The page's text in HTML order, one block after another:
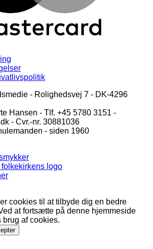
- Rolighedsvej 7 - DK-4296
Hansen - Tlf. +45 5780 3151 -
- Cvr.-nr. 30881036
- siden 1960
logo
cookies til at tilbyde dig en bedre
at fortsætte på denne hjemmeside
brug af cookies.